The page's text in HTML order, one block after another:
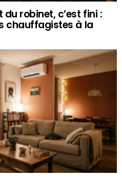
du robinet, c’est fini :
chauffagistes à la